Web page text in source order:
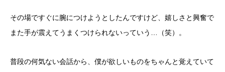
その場ですぐに腕につけようとしたんですけど、嬉しさと興奮で
また手が震えてうまくつけられないっていう…（笑）。
​普段の何気ない会話から、僕が欲しいものをちゃんと覚えていて